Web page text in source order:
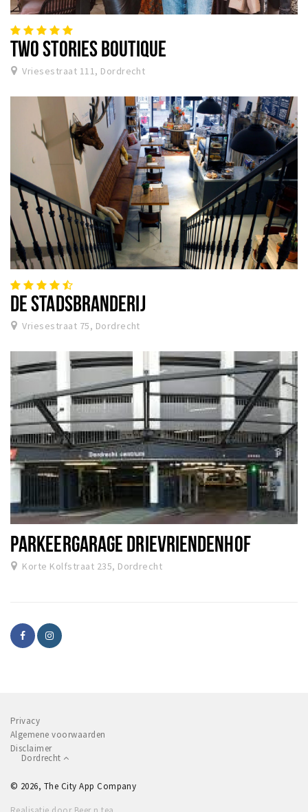
TWO STORIES BOUTIQUE
Vriesestraat 111, Dordrecht
DE STADSBRANDERIJ
Vriesestraat 75, Dordrecht
PARKEERGARAGE DRIEVRIENDENHOF
Korte Kolfstraat 235, Dordrecht
Privacy
Algemene voorwaarden
Disclaimer
Dordrecht
© 2026, The City App Company